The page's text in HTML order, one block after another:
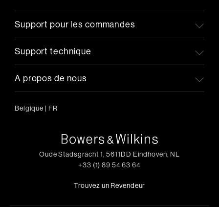
Support pour les commandes
Support technique
A propos de nous
Belgique | FR
Oude Stadsgracht 1, 5611DD Eindhoven, NL
+33 (1) 89 54 63 64
Trouvez un Revendeur